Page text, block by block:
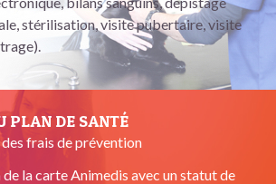
stérilisation, visite pubertaire, visite
PLAN DE SANTÉ
frais de prévention
la carte Animedis avec un statut de